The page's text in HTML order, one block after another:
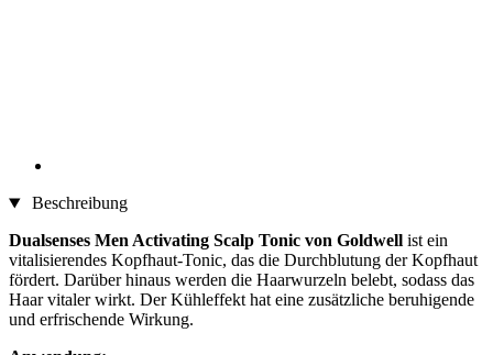
Beschreibung
Dualsenses Men Activating Scalp Tonic von Goldwell ist ein
vitalisierendes Kopfhaut-Tonic, das die Durchblutung der Kopfhaut
fördert. Darüber hinaus werden die Haarwurzeln belebt, sodass das
Haar vitaler wirkt. Der Kühleffekt hat eine zusätzliche beruhigende
und erfrischende Wirkung.